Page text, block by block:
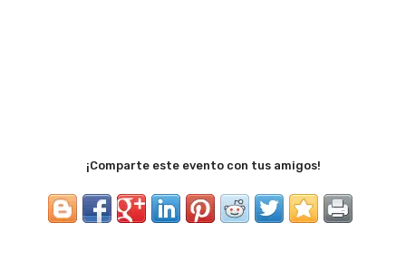
¡Comparte este evento con tus amigos!